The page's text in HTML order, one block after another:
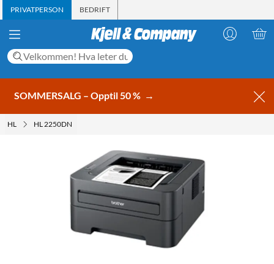
PRIVATPERSON BEDRIFT
SOMMERSALG – Opptil 50 % →
HL HL 2250DN